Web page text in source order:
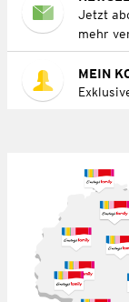
Jetzt
mehr
MEIN